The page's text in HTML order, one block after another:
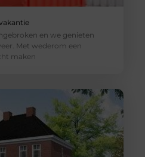
en we genieten
Met wederom een
maken